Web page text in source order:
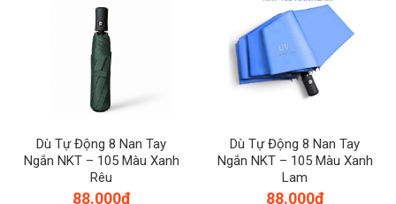
Dù Tự Động 8 Nan Tay
Ngắn NKT – 105 Màu Xanh
Rêu
88.000₫
Dù Tự Động 8 Nan Tay
Ngắn NKT – 105 Màu Xanh
Lam
88.000₫